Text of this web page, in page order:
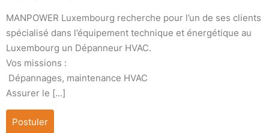
MANPOWER Luxembourg recherche pour l’un de ses clients
spécialisé dans l’équipement technique et énergétique au
Luxembourg un Dépanneur HVAC.
Vos missions :
Dépannages, maintenance HVAC
Assurer le […]
Postuler